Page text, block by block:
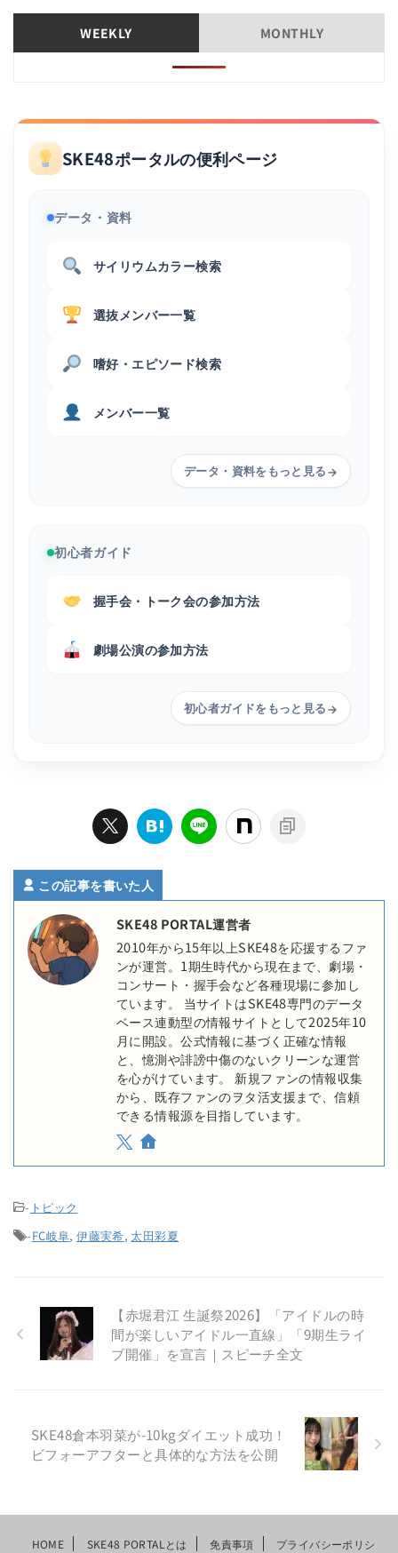
WEEKLY MONTHLY
SKE48ポータルの便利ページ
データ・資料
サイリウムカラー検索
選抜メンバー一覧
嗜好・エピソード検索
メンバー一覧
データ・資料をもっと見る→
初心者ガイド
握手会・トーク会の参加方法
劇場公演の参加方法
初心者ガイドをもっと見る→
この記事を書いた人
SKE48 PORTAL運営者
2010年から15年以上SKE48を応援するファ
ンが運営。1期生時代から現在まで、劇場・
コンサート・握手会など各種現場に参加し
ています。 当サイトはSKE48専門のデータ
ベース連動型の情報サイトとして2025年10
月に開設。公式情報に基づく正確な情報
と、憶測や誹謗中傷のないクリーンな運営
を心がけています。 新規ファンの情報収集
から、既存ファンのヲタ活支援まで、信頼
できる情報源を目指しています。
- トピック
-FC岐阜,伊藤実希, 太田彩夏
【赤堀君江 生誕祭2026】「アイドルの時
間が楽しいアイドル一直線」「9期生ライ
ブ開催」を宣言｜スピーチ全文
SKE48倉本羽菜が-10kgダイエット成功！
ビフォーアフターと具体的な方法を公開
HOME SKE48 PORTALとは 免責事項 プライバシーポリシ